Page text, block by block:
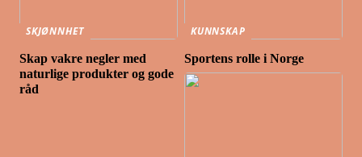
SKJØNNHET
Skap vakre negler med
naturlige produkter og gode
råd
KUNNSKAP
Sportens rolle i Norge